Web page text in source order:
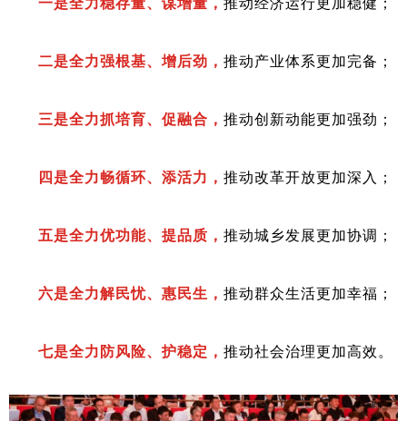
二是全力强根基、增后劲， 推动产业体系更加完备；
三是全力抓培育、促融合， 推动创新动能更加强劲；
四是全力畅循环、添活力， 推动改革开放更加深入；
五是全力优功能、提品质， 推动城乡发展更加协调；
六是全力解民忧、惠民生， 推动群众生活更加幸福；
七是全力防风险、护稳定， 推动社会治理更加高效。